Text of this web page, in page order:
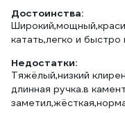
Достоинства:
катать,легко и быстро
Недостатки:
Тяжёлый,низкий
длинная ручка.в